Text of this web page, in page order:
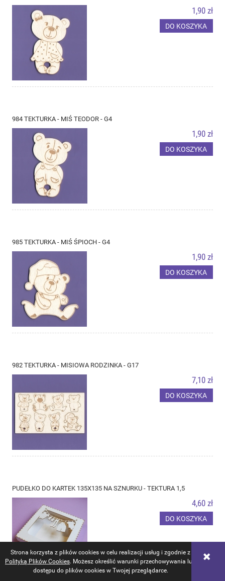
Strona korzysta z plików cookies w celu realizacji usług i zgodnie z
Polityką Plików Cookies. Możesz określić warunki przechowywania lub
dostępu do plików cookies w Twojej przeglądarce.
1,90 zł
DO KOSZYKA
984 TEKTURKA - MIŚ TEODOR - G4
1,90 zł
DO KOSZYKA
985 TEKTURKA - MIŚ ŚPIOCH - G4
1,90 zł
DO KOSZYKA
982 TEKTURKA - MISIOWA RODZINKA - G17
7,10 zł
DO KOSZYKA
PUDEŁKO DO KARTEK 135X135 NA SZNURKU - TEKTURA 1,5
4,60 zł
DO KOSZYKA